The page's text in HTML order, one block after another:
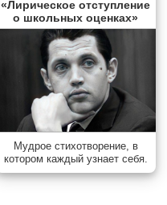
«Лирическое отступление
о школьных оценках»
Мудрое стихотворение, в
котором каждый узнает себя.